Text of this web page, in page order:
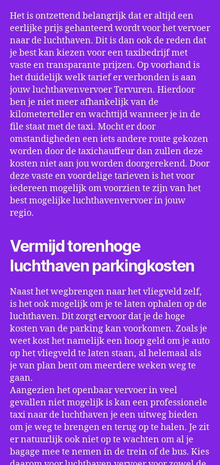
Het is ontzettend belangrijk dat er altijd een
eerlijke prijs gehanteerd wordt voor het vervoer
naar de luchthaven. Dit is dan ook de reden dat
je best kan kiezen voor een taxibedrijf met
vaste en transparante prijzen. Op voorhand is
het duidelijk welk tarief er verbonden is aan
jouw luchthavenvervoer Tervuren. Hierdoor
ben je niet meer afhankelijk van de
kilometerteller en wachttijd wanneer je in de
file staat met de taxi. Mocht er door
omstandigheden een iets andere route gekozen
worden door de taxichauffeur dan zullen deze
kosten niet aan jou worden doorgerekend. Door
deze vaste en voordelige tarieven is het voor
iedereen mogelijk om voorzien te zijn van het
best mogelijke luchthavenvervoer in jouw
regio.
Vermijd torenhoge
luchthaven parkingkosten
Naast het wegbrengen naar het vliegveld zelf,
is het ook mogelijk om je te laten ophalen op de
luchthaven. Dit zorgt ervoor dat je de hoge
kosten van de parking kan voorkomen. Zoals je
weet kost het namelijk een hoop geld om je auto
op het vliegveld te laten staan, al helemaal als
je van plan bent om meerdere weken weg te
gaan.
Aangezien het openbaar vervoer in veel
gevallen niet mogelijk is kan een professionele
taxi naar de luchthaven je een uitweg bieden
om je weg te brengen en terug op te halen. Je zit
er natuurlijk ook niet op te wachten om al je
bagage mee te nemen in de trein of de bus. Kies